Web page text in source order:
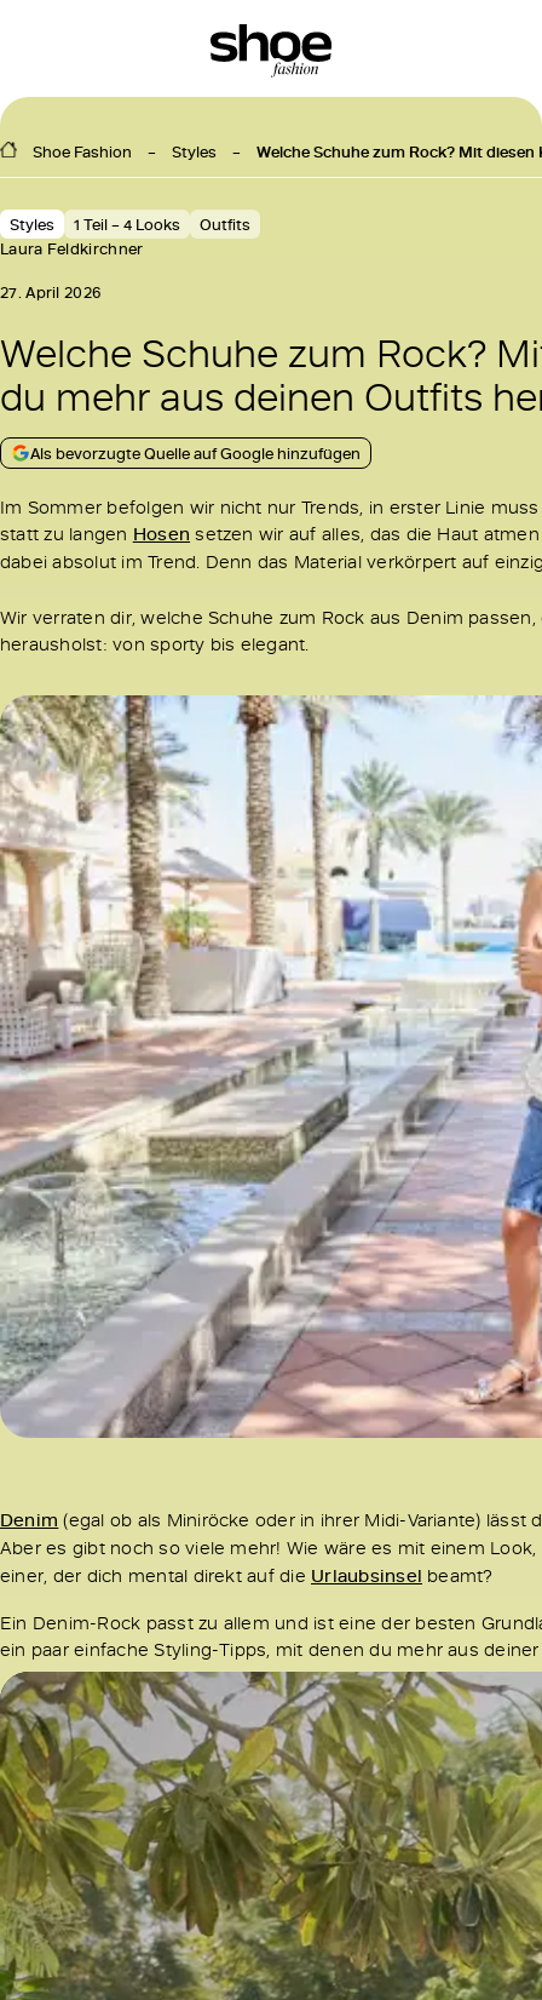
Shoe Fashion Styles Welche Schuhe zum Rock? Mit
Styles 1 Teil – 4 Looks
Outfits
Laura Feldkirchner
27. April 2026
Welche Schuhe zum Rock?
du mehr aus deinen Outfits
Als bevorzugte Quelle auf Google hinzufügen
Im Sommer befolgen wir nicht nur Trends, in erster Linie
statt zu langen Hosen setzen wir auf alles, das die Haut
dabei absolut im Trend. Denn das Material verkörpert auf
Wir verraten dir, welche Schuhe zum Rock aus Denim
herausholst: von sporty bis elegant.
Denim (egal ob als Miniröcke oder in ihrer Midi-Variante)
Aber es gibt noch so viele mehr! Wie wäre es mit einem
einer, der dich mental direkt auf die Urlaubsinsel beamt?
Ein Denim-Rock passt zu allem und ist eine der besten
ein paar einfache Styling-Tipps, mit denen du mehr aus